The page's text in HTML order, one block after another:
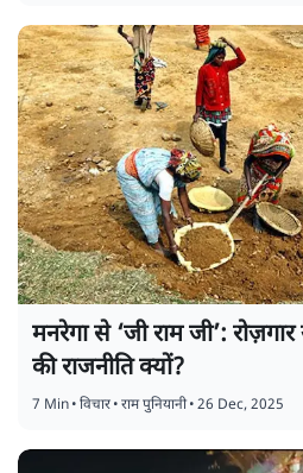
मनरेगा से ‘जी राम जी’:
की राजनीति क्यों?
7 Min•विचार•राम पुनियानी•26 Dec, 2025